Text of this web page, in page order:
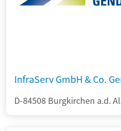
InfraServ GmbH & Co.
D-84508 Burgkirchen a.d.